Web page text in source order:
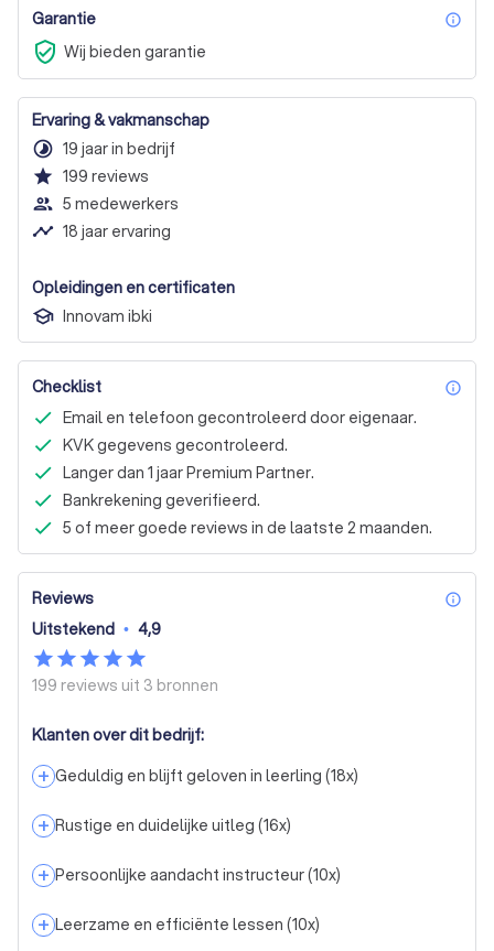
Garantie
verified_user Wij bieden garantie
Ervaring & vakmanschap
timelapse 19 jaar in bedrijf
star 199 reviews
people_outline 5 medewerkers
timeline 18 jaar ervaring
Opleidingen en certificaten
Innovam ibki
Checklist
Email en telefoon gecontroleerd door eigenaar.
KVK gegevens gecontroleerd.
Langer dan 1 jaar Premium Partner.
Bankrekening geverifieerd.
5 of meer goede reviews in de laatste 2 maanden.
Reviews
Uitstekend • 4,9
199 reviews uit 3 bronnen
Klanten over dit bedrijf:
+ Geduldig en blijft geloven in leerling (18x)
+ Rustige en duidelijke uitleg (16x)
+ Persoonlijke aandacht instructeur(10x)
+ Leerzame en efficiënte lessen (10x)